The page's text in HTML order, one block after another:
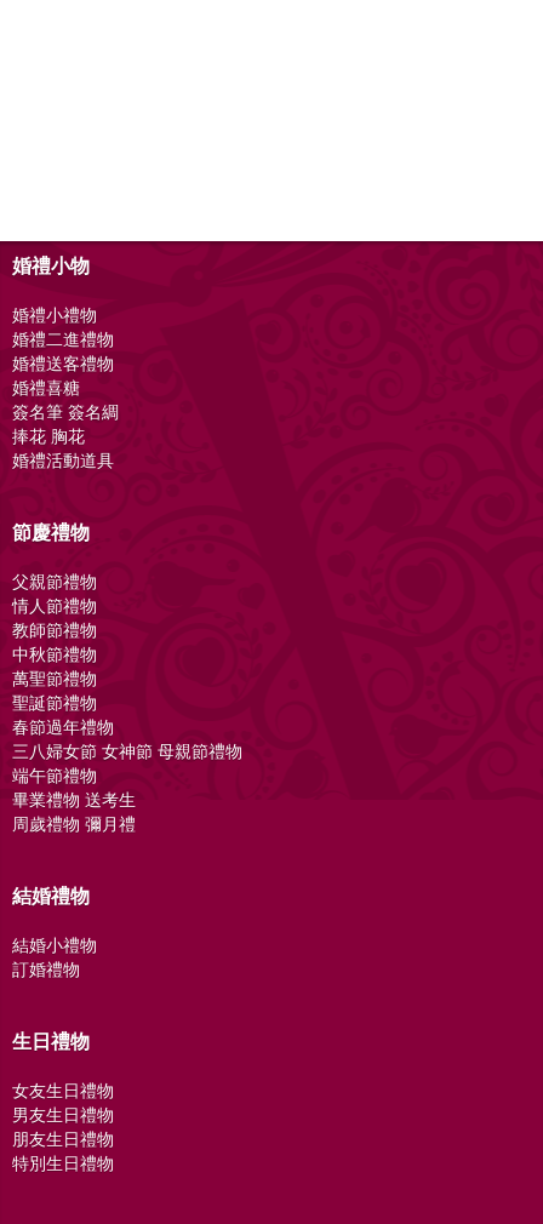
婚禮小物
婚禮小禮物
婚禮二進禮物
婚禮送客禮物
婚禮喜糖
簽名筆 簽名綢
捧花 胸花
婚禮活動道具
節慶禮物
父親節禮物
情人節禮物
教師節禮物
中秋節禮物
萬聖節禮物
聖誕節禮物
春節過年禮物
三八婦女節 女神節 母親節禮物
端午節禮物
畢業禮物 送考生
周歲禮物 彌月禮
結婚禮物
結婚小禮物
訂婚禮物
生日禮物
女友生日禮物
男友生日禮物
朋友生日禮物
特別生日禮物